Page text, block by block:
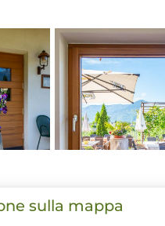
sulla mappa